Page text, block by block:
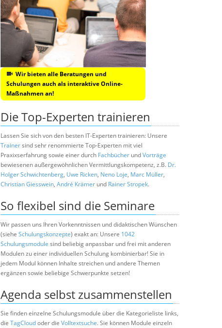
Wir bieten alle Beratungen und
Schulungen auch als interaktive Online-
Maßnahmen an!
Die Top-Experten trainieren
Lassen Sie sich von den besten IT-Experten trainieren: Unsere
Trainersind sehr renommierte Top-Experten mit viel
Praxixserfahrung sowie einer durch Fachbücher undVorträge
bewiesenen außergewöhnlichen Vermittlungskompetenz, z.B. Dr.
Holger Schwichtenberg, Uwe Ricken, Neno Loje, Marc Müller,
Christian Giesswein, André Krämer und Rainer Stropek.
So flexibel sind die Seminare
Wir passen uns Ihren Vorkenntnissen und didaktischen Wünschen
(siehe Schulungskonzepte) exakt an: Unsere 1042
Schulungsmodule sind beliebig anpassbar und frei mit anderen
Modulen zu einer individuellen Schulung kombinierbar! Sie in
jedem Modul können Inhalte streichen und andere Themen
ergänzen sowie beliebige Schwerpunkte setzen!
Agenda selbst zusammenstellen
Sie finden einzelne Schulungsmodule über die Kategorieliste links,
die TagCloudoder die Volltextsuche. Sie können Module einzeln